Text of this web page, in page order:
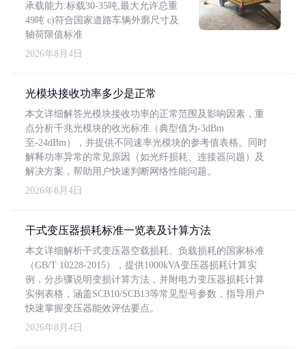
承载能力:标载30-35吨,最大允许总重
49吨 c)符合国家道路车辆外廓尺寸及
轴荷限值标准
2026年8月4日
光模块接收功率多少是正常
本文详细解答光模块接收功率的正常范围及影响因素，重
点分析千兆光模块的收光标准（典型值为-3dBm
至-24dBm），并提供不同速率光模块的参考值表格。同时
解释功率异常的常见原因（如光纤损耗、连接器问题）及
解决方案，帮助用户快速判断网络性能问题。
2026年8月4日
干式变压器损耗标准一览表及计算方法
本文详细解析干式变压器空载损耗、负载损耗的国家标准
（GB/T 10228-2015），提供1000kVA变压器损耗计算实
例，分步骤说明变损计算方法，并附电力变压器损耗计算
实例表格，涵盖SCB10/SCB13等常见型号参数，指导用户
快速掌握变压器能效评估要点。
2026年8月4日